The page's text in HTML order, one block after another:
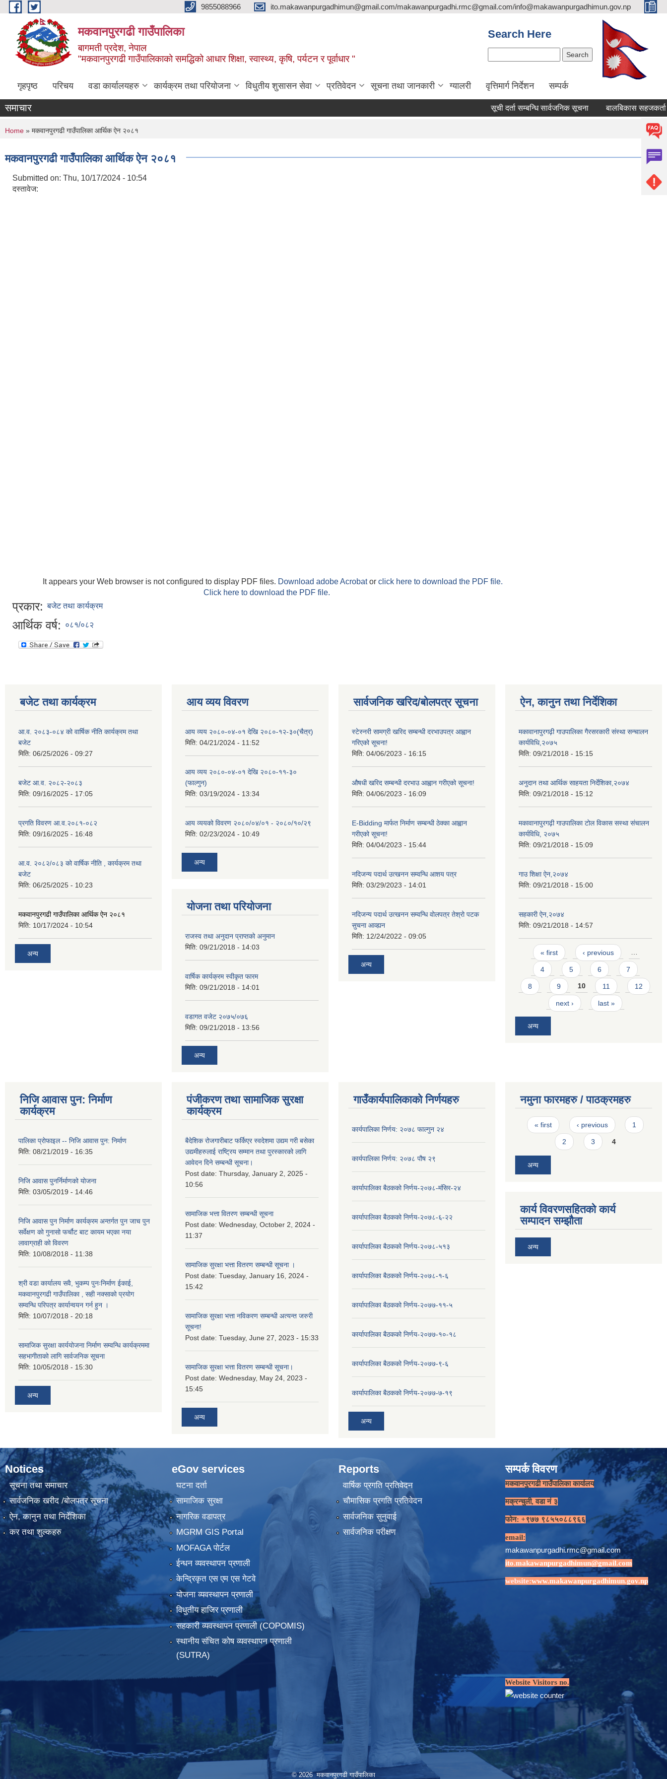
Skip to main content 9855088966 ito.makawanpurgadhimun@gmail.com/makawanpurgadhi.rmc@gmail.com/info@makawanpurgadhimun.gov.np
मकवानपुरगढी गाउँपालिका
बागमती प्रदेश, नेपाल
"मकवानपुरगढी गाउँपालिकाको समद्धिको आधार शिक्षा, स्‍वास्‍थ्‍य, कृषि, पर्यटन र पूर्वाधार "
Search Here
गृहपृष्ठ परिचय वडा कार्यालयहरु कार्यक्रम तथा परियोजना विधुतीय शुसासन सेवा प्रतिवेदन सूचना तथा जानकारी ग्यालरी वृत्तिमार्ग निर्देशन सम्पर्क
समाचार सूची दर्ता सम्बन्धि सार्वजनिक सूचना बालबिकास सहजकर्ता
You are here
Home » मकवानपुरगढी गाउँपालिका आर्थिक ‌‌‌ऐन २०८१
मकवानपुरगढी गाउँपालिका आर्थिक ‌‌‌ऐन २०८१
Submitted on: Thu, 10/17/2024 - 10:54
दस्तावेज:
It appears your Web browser is not configured to display PDF files. Download adobe Acrobator click here to download the PDF file.
Click here to download the PDF file.
प्रकार: बजेट तथा कार्यक्रम
आर्थिक वर्ष: ०८१/०८२
बजेट तथा कार्यक्रम
आ.व. २०८३-०८४ को वार्षिक नीति कार्यक्रम तथा
बजेट
मिति: 06/25/2026 - 09:27
बजेट आ.व. २०८२-२०८३
मिति: 09/16/2025 - 17:05
प्रगति विवरण आ.व.२०८१-०८२
मिति: 09/16/2025 - 16:48
आ.व. २०८२/०८३ को वार्षिक नीति , कार्यक्रम तथा
बजेट
मिति: 06/25/2025 - 10:23
मकवानपुरगढी गाउँपालिका आर्थिक ‌‌‌ऐन २०८१
मिति: 10/17/2024 - 10:54
अन्य
आय व्यय विवरण
आय व्यय २०८०-०४-०१ देखि २०८०-१२-३०(चैत्र)
मिति: 04/21/2024 - 11:52
आय व्यय २०८०-०४-०१ देखि २०८०-११-३०
(फाल्गुन)
मिति: 03/19/2024 - 13:34
आय व्ययको विवरण २०८०/०४/०१ - २०८०/१०/२९
मिति: 02/23/2024 - 10:49
अन्य
योजना तथा परियोजना
राजस्व तथा अनुदान प्राप्तको अनुमान
मिति: 09/21/2018 - 14:03
वार्षिक कार्यक्रम स्वीकृत फारम
मिति: 09/21/2018 - 14:01
वडागत वजेट २०७५/०७६
मिति: 09/21/2018 - 13:56
अन्य
सार्वजनिक खरिद/बोलपत्र सूचना
स्टेस्नरी सामग्री खरिद सम्बन्धी दरभाउपत्र आह्वान
गरिएको सूचना!
मिति: 04/06/2023 - 16:15
औषधी खरिद सम्बन्धी दरभाउ आह्वान गरीएको सूचना!
मिति: 04/06/2023 - 16:09
E-Bidding मार्फत निर्माण सम्बन्धी ठेक्का आह्वान
गरीएको सूचना!
मिति: 04/04/2023 - 15:44
नदिजन्य पदार्थ उत्खनन सम्वन्धि आशय पत्र
मिति: 03/29/2023 - 14:01
नदिजन्य पदार्थ उत्खनन सम्वन्धि वोलपत्र तेश्रो पटक
सुचना आव्ह्यन
मिति: 12/24/2022 - 09:05
अन्य
ऐन, कानुन तथा निर्देशिका
मकावानापुरगढ़ी गाउपालिका गैरसरकारी संस्था सन्चालन
कार्यविधि,२०७५
मिति: 09/21/2018 - 15:15
अनुदान तथा आर्थिक साहयता निर्देशिका,२०७४
मिति: 09/21/2018 - 15:12
मकावानापुरगढ़ी गाउपालिका टोल विकास सस्था संचालन
कार्यविधि, २०७५
मिति: 09/21/2018 - 15:09
गाउ शिक्षा ऐन,२०७४
मिति: 09/21/2018 - 15:00
सहकारी ऐन,२०७४
मिति: 09/21/2018 - 14:57
Pages
« first ‹ previous …
4 5 6 7
8 9 10 11 12
next › last »
अन्य
निजि आवास पुन: निर्माण
कार्यक्रम
पालिका प्राेफाइल -- निजि आवास पुन: निर्माण
मिति: 08/21/2019 - 16:35
निजि आवास पुनर्निर्माणको योजना
मिति: 03/05/2019 - 14:46
निजि आवास पुन निर्माण कार्यक्रम अन्तर्गत पुन जाच पुन
सर्वेक्षण को गुनासो फर्चौट बाट कायम भएका नया
लावाग्राही को विवरण
मिति: 10/08/2018 - 11:38
श्री वडा कार्यालय सवै, भुकम्प पुनःनिर्माण ईकाई,
मकवानपुरगढी गाउँपालिका , सही नक्साको प्रयोग
सम्वन्धि परिपत्र कार्यान्वयन गर्न हुन ।
मिति: 10/07/2018 - 20:18
सामाजिक सुरक्षा कार्ययोजना निर्माण सम्वन्धि कार्यक्रममा
सहभागीताको लागि सार्वजनिक सूचना
मिति: 10/05/2018 - 15:30
अन्य
पंजीकरण तथा सामाजिक सुरक्षा
कार्यक्रम
बैदेशिक रोजगारीबाट फर्किएर स्वदेशमा उद्यम गरी बसेका
उद्यमीहरुलाई राष्‍ट्रिय सम्मान तथा पुरस्कारको लागि
आवेदन दिने सम्बन्धी सूचना।
Post date: Thursday, January 2, 2025 -
10:56
सामाजिक भत्ता वितरण सम्बन्धी सूचना
Post date: Wednesday, October 2, 2024 -
11:37
सामाजिक सुरक्षा भत्ता वितरण सम्बन्धी सूचना ।
Post date: Tuesday, January 16, 2024 -
15:42
सामाजिक सुरक्षा भत्ता नविकरण सम्बन्धी अत्यन्त जरुरी
सूचना!
Post date: Tuesday, June 27, 2023 - 15:33
सामाजिक सुरक्षा भत्ता वितरण सम्बन्धी सूचना।
Post date: Wednesday, May 24, 2023 -
15:45
अन्य
गाउँकार्यपालिकाको निर्णयहरु
कार्यपालिका निर्णय: २०७८ फाल्गुन २४
कार्यपालिका निर्णय: २०७८ पौष २९
कार्यापालिका बैठकको निर्णय-२०७८-मंसिर-२४
कार्यापालिका बैठकको निर्णय-२०७८-६-२२
कार्यापालिका बैठकको निर्णय-२०७८-५१३
कार्यापालिका बैठकको निर्णय-२०७८-१-६
कार्यापालिका बैठकको निर्णय-२०७७-११-५
कार्यापालिका बैठकको निर्णय-२०७७-१०-१८
कार्यापालिका बैठकको निर्णय-२०७७-९-६
कार्यापालिका बैठकको निर्णय-२०७७-७-१९
अन्य
नमुना फारमहरु / पाठक्रमहरु
Pages
« first ‹ previous 1
2 3 4
अन्य
कार्य विवरणसहितको कार्य
सम्पादन सम्झौता
अन्य
Notices
सूचना तथा समाचार
सार्वजनिक खरीद /बोलपत्र सूचना
ऐन, कानुन तथा निर्देशिका
कर तथा शुल्कहरु
eGov services
घटना दर्ता
सामाजिक सुरक्षा
नागरिक वडापत्र
MGRM GIS Portal
MOFAGA पोर्टल
ईन्धन व्यवस्थापन प्रणाली
केन्द्रिकृत एस एम एस गेटवे
योजना व्यवस्थापन प्रणाली
विधुतीय हाजिर प्रणाली
सहकारी व्यवस्थापन प्रणाली (COPOMIS)
स्थानीय संचित कोष व्यवस्थापन प्रणाली
(SUTRA)
Reports
वार्षिक प्रगति प्रतिवेदन
चौमासिक प्रगति प्रतिवेदन
सार्वजनिक सुनुवाई
सार्वजनिक परीक्षण
सम्पर्क विवरण
मकवानपुरगढी गाउँपालिका कार्यालय
मक्रन्चुली, वडा नं ३
फोन: +९७७ ९८५५०८८९६६
email:
makawanpurgadhi.rmc@gmail.com
ito.makawanpurgadhimun@gmail.com
website:www.makawanpurgadhimun.gov.np
Website Visitors no.
© 2026 मकवानपुरगढी गाउँपालिका